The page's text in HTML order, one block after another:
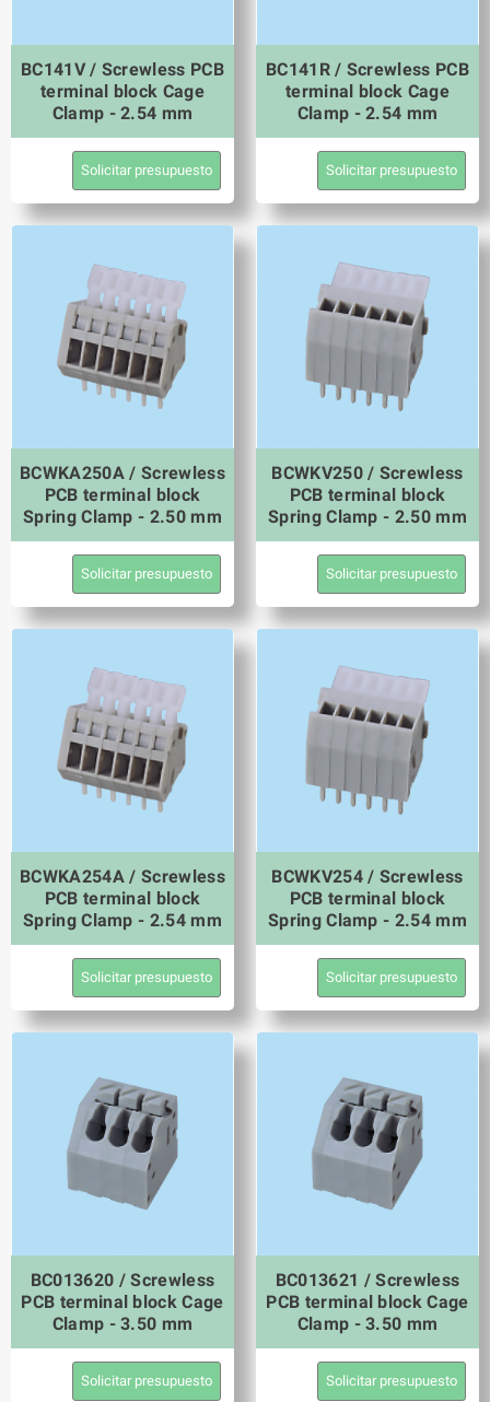
BC141V / Screwless PCB
terminal block Cage
Clamp - 2.54 mm
Solicitar presupuesto
BC141R / Screwless PCB
terminal block Cage
Clamp - 2.54 mm
Solicitar presupuesto
BCWKA250A / Screwless
PCB terminal block
Spring Clamp - 2.50 mm
Solicitar presupuesto
BCWKV250 / Screwless
PCB terminal block
Spring Clamp - 2.50 mm
Solicitar presupuesto
BCWKA254A / Screwless
PCB terminal block
Spring Clamp - 2.54 mm
Solicitar presupuesto
BCWKV254 / Screwless
PCB terminal block
Spring Clamp - 2.54 mm
Solicitar presupuesto
BC013620 / Screwless
PCB terminal block Cage
Clamp - 3.50 mm
Solicitar presupuesto
BC013621 / Screwless
PCB terminal block Cage
Clamp - 3.50 mm
Solicitar presupuesto